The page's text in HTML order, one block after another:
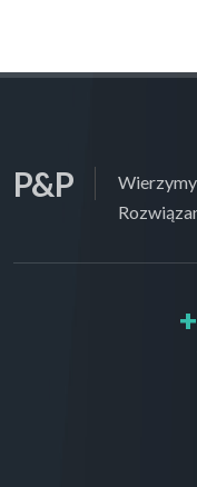
P&P